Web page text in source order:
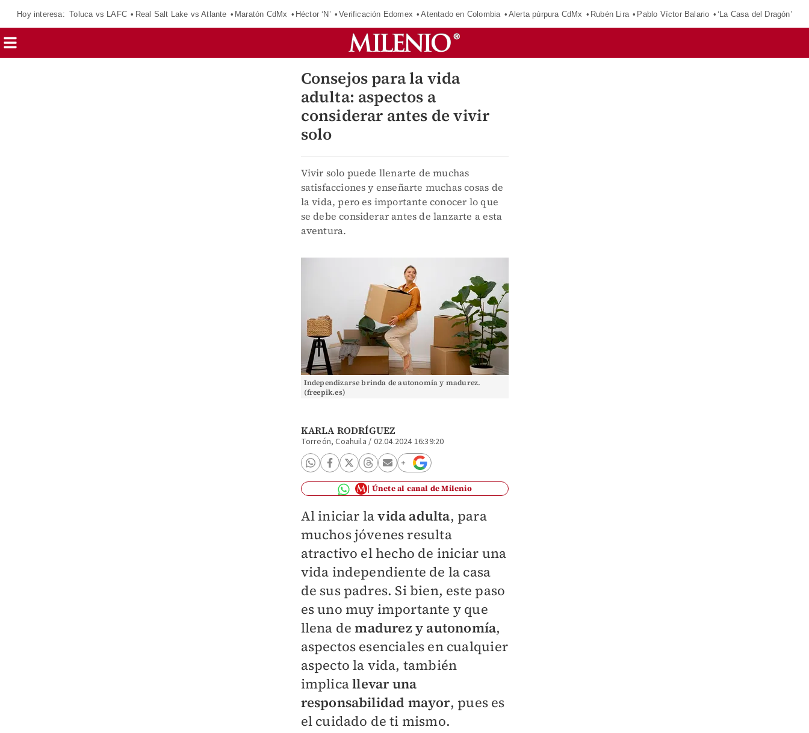
Hoy interesa: Toluca vs LAFC Real Salt Lake vs Atlante Maratón CdMx Héctor ‘N’ Verificación Edomex Atentado en Colombia Alerta púrpura CdMx Rubén Lira Pablo Víctor Balario ‘La Casa del Dragón’
Consejos para la vida
adulta: aspectos a
considerar antes de vivir
solo
Vivir solo puede llenarte de muchas
satisfacciones y enseñarte muchas cosas de
la vida, pero es importante conocer lo que
se debe considerar antes de lanzarte a esta
aventura.
Independizarse brinda de autonomía y madurez.
(freepik.es)
KARLA RODRÍGUEZ
Torreón, Coahuila / 02.04.2024 16:39:20
Únete al canal de Milenio
Al iniciar lavida adulta, para
muchos jóvenes resulta
atractivo el hecho de iniciar una
vida independiente de la casa
de sus padres. Si bien, este paso
es uno muy importante y que
llena de madurez y autonomía,
aspectos esenciales en cualquier
aspecto la vida, también
implicallevar una
responsabilidad mayor, pues es
el cuidado de ti mismo.